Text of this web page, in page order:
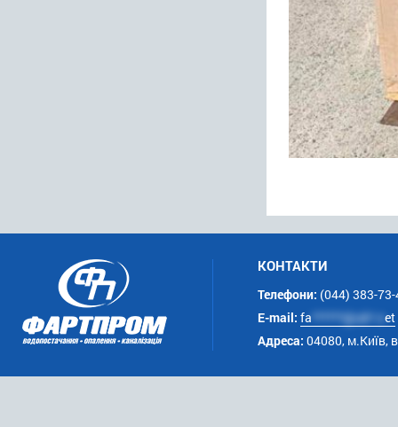
КОНТАКТИ
Телефони: (044) 383-
E-mail: fa ******@uk*.net
Адреса: 04080, м.Київ,